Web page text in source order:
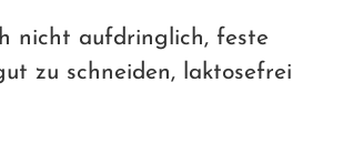
nicht aufdringlich, feste
zu schneiden, laktosefrei